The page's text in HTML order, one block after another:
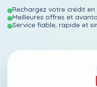
Rechargez votre crédit
Meilleures offres et
Service fiable, rapide et